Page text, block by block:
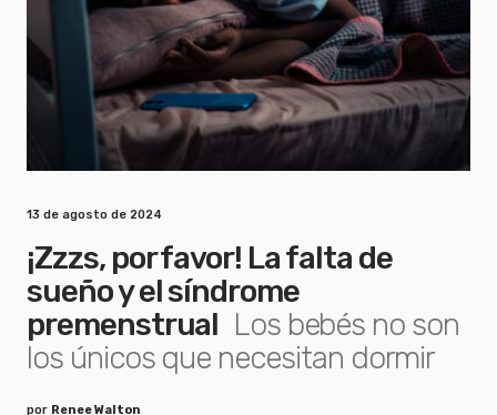
13 de agosto de 2024
¡Zzzs, por favor! La falta de
sueño y el síndrome
premenstrual Los bebés no son
los únicos que necesitan dormir
por Renee Walton